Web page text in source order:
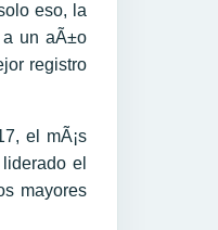
eso, la
a un aÃ±o
registro
el mÃ¡s
el
mayores